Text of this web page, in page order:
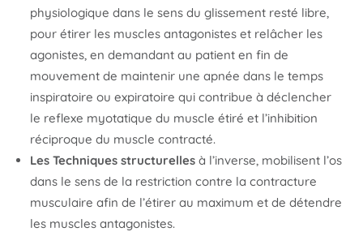
physiologique dans le sens du glissement resté libre,
pour étirer les muscles antagonistes et relâcher les
agonistes, en demandant au patient en fin de
mouvement de maintenir une apnée dans le temps
inspiratoire ou expiratoire qui contribue à déclencher
le reflexe myotatique du muscle étiré et l’inhibition
réciproque du muscle contracté.
Les Techniques structurelles à l’inverse, mobilisent l’os
dans le sens de la restriction contre la contracture
musculaire afin de l’étirer au maximum et de détendre
les muscles antagonistes.